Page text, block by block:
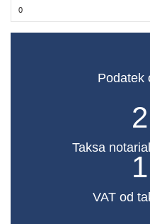
Podatek
Taksa
VAT od